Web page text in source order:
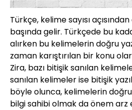
Türkçe, kelime sayısı
başında gelir. Türkçede bu
alırken bu kelimelerin doğru
zaman karıştırılan bir konu
Zira, bazı bitişik sanılan
sanılan kelimeler ise bitişik
böyle olunca, kelimelerin doğru
bilgi sahibi olmak da önem arz